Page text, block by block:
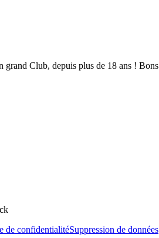
Club, depuis plus de 18 ans !
de confidentialitéSuppression de données